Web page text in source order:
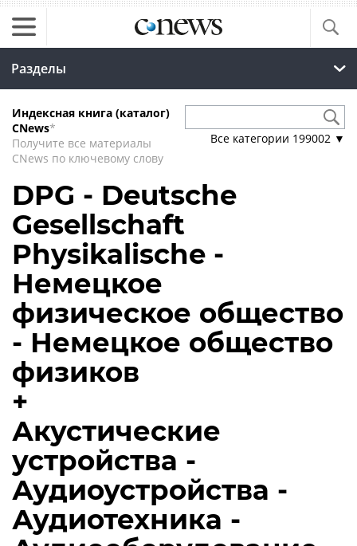
Разделы
Индексная книга (каталог)
CNews*
Получите все материалы
CNews по ключевому слову
Все категории 199002 ▼
DPG - Deutsche
Gesellschaft
Physikalische -
Немецкое
физическое общество
- Немецкое общество
физиков
+
Акустические
устройства -
Аудиоустройства -
Аудиотехника -